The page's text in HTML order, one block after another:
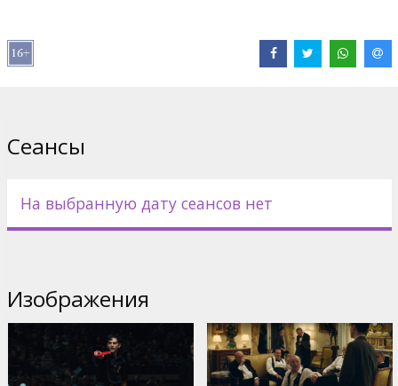
Сайты:
Сеансы
На выбранную дату сеансов нет
Изображения